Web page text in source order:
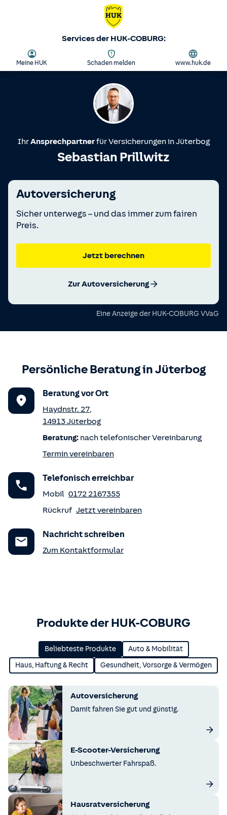
Services der HUK-COBURG:
Meine HUK Schaden melden www.huk.de
IhrAnsprechpartnerfür Versicherungen inJüterbog
Sebastian Prillwitz
Autoversicherung
Sicher unterwegs – und das immer zum fairen
Preis.
Jetzt berechnen
Zur Autoversicherung
Eine Anzeige der HUK-COBURG VVaG
Persönliche Beratung inJüterbog
Beratung vor Ort
Haydnstr. 27,
14913Jüterbog
Beratung: nach telefonischer Vereinbarung
Termin vereinbaren
Telefonisch erreichbar
Mobil 0172 2167355
Rückruf Jetzt vereinbaren
Nachricht schreiben
Zum Kontaktformular
Produkte der HUK-COBURG
Beliebteste Produkte Auto & Mobilität
Haus, Haftung & Recht Gesundheit, Vorsorge & Vermögen
Autoversicherung
Damit fahren Sie gut und günstig.
E-Scooter-Versicherung
Unbeschwerter Fahrspaß.
Hausratversicherung